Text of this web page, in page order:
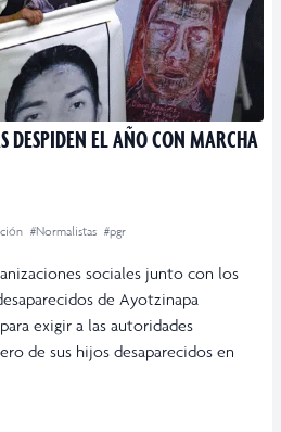
DESPIDEN EL AÑO CON MARCHA
#Normalistas #pgr
sociales junto con los
de Ayotzinapa
exigir a las autoridades
de sus hijos desaparecidos en